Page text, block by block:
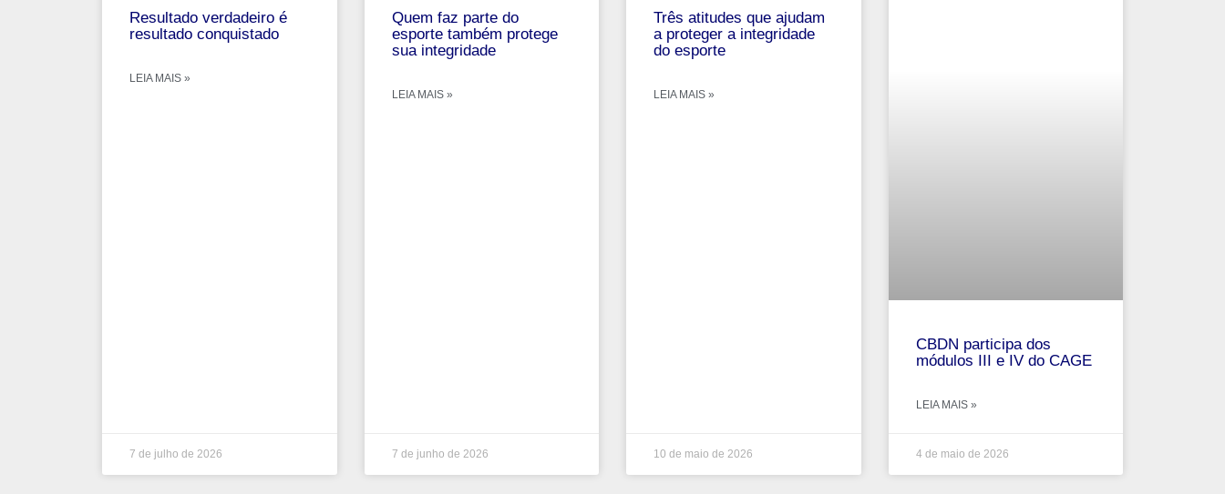
Resultado verdadeiro é
resultado conquistado
LEIA MAIS »
7 de julho de 2026
Quem faz parte do
esporte também protege
sua integridade
LEIA MAIS »
7 de junho de 2026
Três atitudes que ajudam
a proteger a integridade
do esporte
LEIA MAIS »
10 de maio de 2026
CBDN participa dos
módulos III e IV do CAGE
LEIA MAIS »
4 de maio de 2026